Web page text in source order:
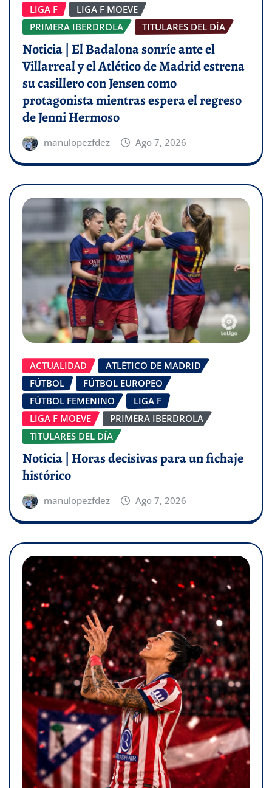
LIGA F
LIGA F MOEVE
PRIMERA IBERDROLA
TITULARES DEL DÍA
Noticia | El Badalona sonríe ante el
Villarreal y el Atlético de Madrid estrena
su casillero con Jensen como
protagonista mientras espera el regreso
de Jenni Hermoso
manulopezfdez Ago 7, 2026
ACTUALIDAD
ATLÉTICO DE MADRID
FÚTBOL
FÚTBOL EUROPEO
FÚTBOL FEMENINO
LIGA F
LIGA F MOEVE
PRIMERA IBERDROLA
TITULARES DEL DÍA
Noticia | Horas decisivas para un fichaje
histórico
manulopezfdez Ago 7, 2026